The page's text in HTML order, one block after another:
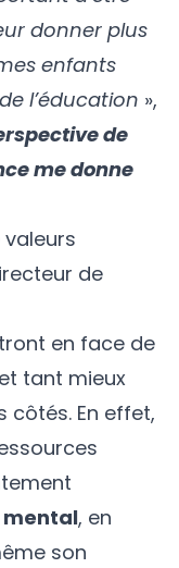
donner plus
enfants
l’éducation »,
de
me donne
de
en face de
tant mieux
côtés. En effet,
, en
son